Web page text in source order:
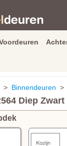
> Binnendeuren >
Diep Zwart